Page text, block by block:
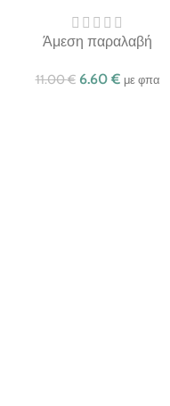
Άμεση παραλαβή
11.00€ 6.60 € με φπα